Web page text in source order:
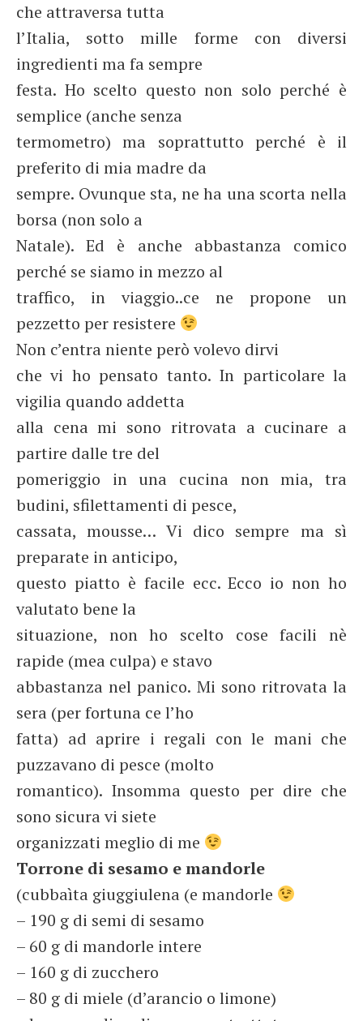
che attraversa tutta
l’Italia, sotto mille forme con diversi
ingredienti ma fa sempre
festa. Ho scelto questo non solo perché è
semplice (anche senza
termometro) ma soprattutto perché è il
preferito di mia madre da
sempre. Ovunque sta, ne ha una scorta nella
borsa (non solo a
Natale). Ed è anche abbastanza comico
perché se siamo in mezzo al
traffico, in viaggio..ce ne propone un
pezzetto per resistere
Non c’entra niente però volevo dirvi
che vi ho pensato tanto. In particolare la
vigilia quando addetta
alla cena mi sono ritrovata a cucinare a
partire dalle tre del
pomeriggio in una cucina non mia, tra
budini, sfilettamenti di pesce,
cassata, mousse… Vi dico sempre ma sì
preparate in anticipo,
questo piatto è facile ecc. Ecco io non ho
valutato bene la
situazione, non ho scelto cose facili nè
rapide (mea culpa) e stavo
abbastanza nel panico. Mi sono ritrovata la
sera (per fortuna ce l’ho
fatta) ad aprire i regali con le mani che
puzzavano di pesce (molto
romantico). Insomma questo per dire che
sono sicura vi siete
organizzati meglio di me
Torrone di sesamo e mandorle
(cubbaìta giuggiulena (e mandorle
– 190 g di semi di sesamo
– 60 g di mandorle intere
– 160 g di zucchero
– 80 g di miele (d’arancio o limone)